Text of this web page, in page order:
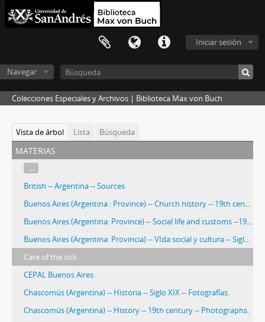
Iniciar sesión
Navegar
Colecciones Especiales y Archivos | Biblioteca Max von Buch
Vista de árbol Lista Búsqueda
materias
...
British -- Argentina -- Sources
Buenos Aires (Argentina : Province) -- Church history -- 19th century
Buenos Aires (Argentina: Province) -- Social life and customs --19th century -- Photographs.
Buenos Aires (Argentina: Provincia) -- VIda social y cultura -- Siglo XIX -- Fotografías.
Care of the sick
CEPAL Buenos Aires
Chascomús (Argentina) -- Historia -- Siglo XIX -- Fotografías.
Chascomús (Argentina) -- History -- 19th century -- Photographs.